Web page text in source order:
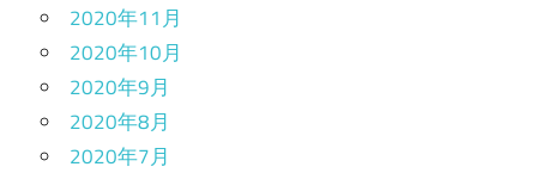
2020年11月
2020年10月
2020年9月
2020年8月
2020年7月